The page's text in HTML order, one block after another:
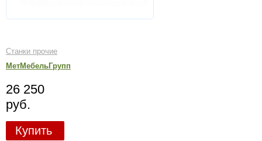
Станки прочие
МетМебельГрупп
26 250
руб.
Купить